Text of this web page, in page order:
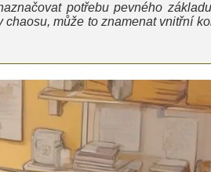
potřebu pevného
může to znamenat vnitřní